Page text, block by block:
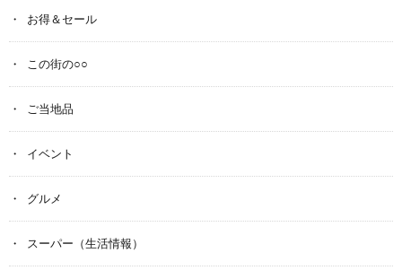
お得＆セール
この街の○○
ご当地品
イベント
グルメ
スーパー（生活情報）